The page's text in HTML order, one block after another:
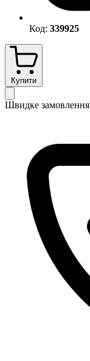
Код: 339925
Купити
Швидке замовлення